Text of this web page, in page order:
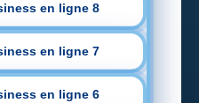
en ligne 8
en ligne 7
en ligne 6